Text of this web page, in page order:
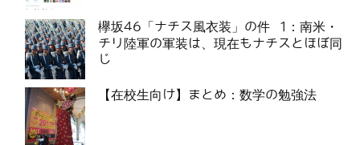
欅坂46「ナチス風衣装」の件 1：南米・
チリ陸軍の軍装は、現在もナチスとほぼ同
じ
【在校生向け】まとめ：数学の勉強法